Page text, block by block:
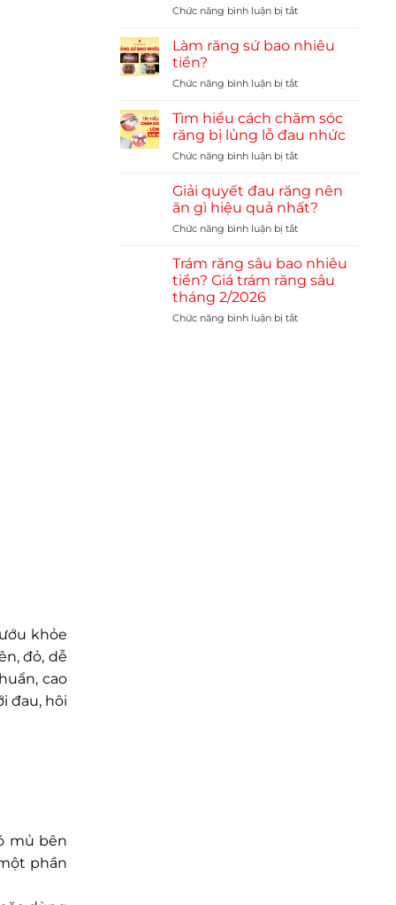
khỏe
đỏ, dễ
cao
đau, hôi
mủ bên
phần
Chức năng bình luận bị tắt
10
2026
–
Gòn
Center
Làm răng sứ bao nhiêu
tiền?
Chức năng bình luận bị tắt
răng
bao
Tìm hiểu cách chăm sóc
răng bị lủng lỗ đau nhức
Chức năng bình luận bị tắt
hiểu
cách
chăm
bị
lủng
lỗ
Giải quyết đau răng nên
ăn gì hiệu quả nhất?
Chức năng bình luận bị tắt
quyết
răng
Trám răng sâu bao nhiêu
tiền? Giá trám răng sâu
tháng 2/2026
Chức năng bình luận bị tắt